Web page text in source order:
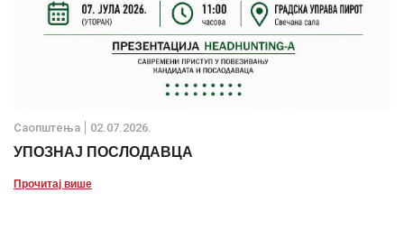
Саопштења 02.07.2026.
УПОЗНАЈ ПОСЛОДАВЦА
Прочитај више